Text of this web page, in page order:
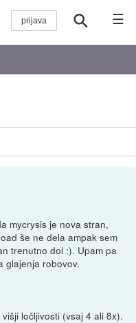
☰
mycrysis je nova stran,
še ne dela ampak sem
trenutno dol :). Upam pa
glajenja robovov.
ločljivosti (vsaj 4 ali 8x).